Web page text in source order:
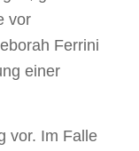
vor
Ferrini
einer
vor. Im Falle